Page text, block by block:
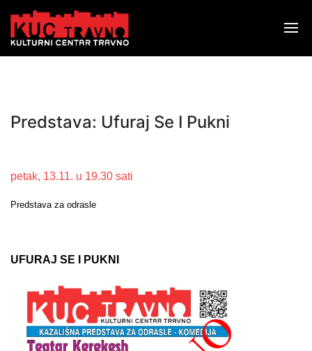
Predstava: Ufuraj Se I Pukni
petak, 13.11. u 19.30 sati
Predstava za odrasle
UFURAJ SE I PUKNI